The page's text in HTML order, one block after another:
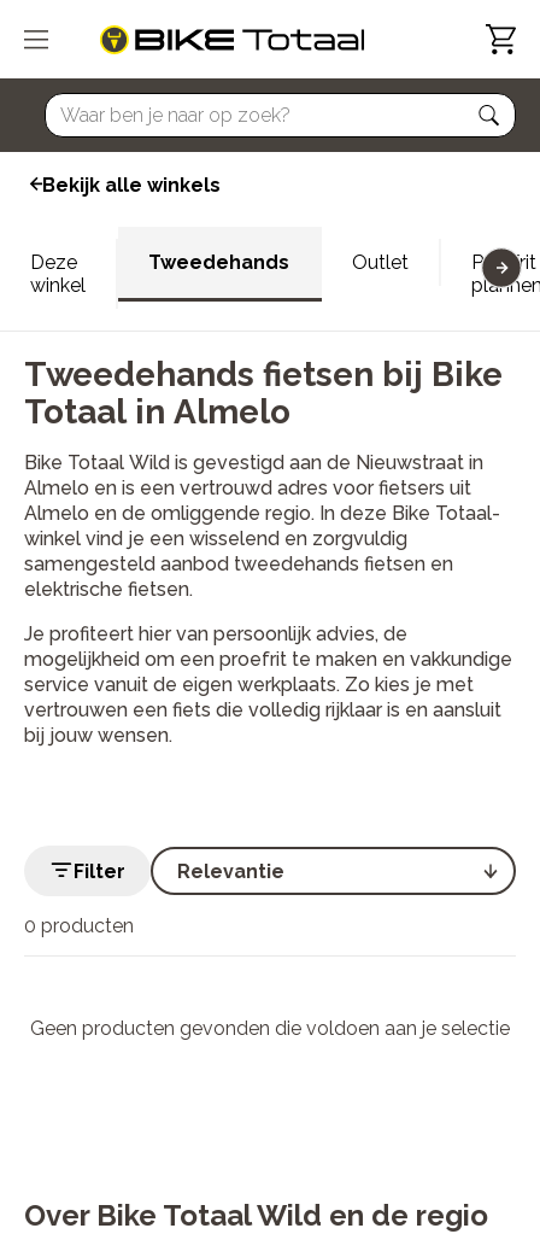
home
Bekijk alle winkels
Deze
winkel
Tweedehands Outlet
Proefrit
Tweedehands fietsen bij Bike
Totaal in Almelo
Bike Totaal Wild is gevestigd aan de Nieuwstraat in
Almelo en is een vertrouwd adres voor fietsers uit
Almelo en de omliggende regio. In deze Bike Totaal-
winkel vind je een wisselend en zorgvuldig
samengesteld aanbod tweedehands fietsen en
elektrische fietsen.
Je profiteert hier van persoonlijk advies, de
mogelijkheid om een proefrit te maken en vakkundige
service vanuit de eigen werkplaats. Zo kies je met
vertrouwen een fiets die volledig rijklaar is en aansluit
bij jouw wensen.
0 producten
Filter
Geen producten gevonden die voldoen aan je selectie
Over Bike Totaal Wild en de regio